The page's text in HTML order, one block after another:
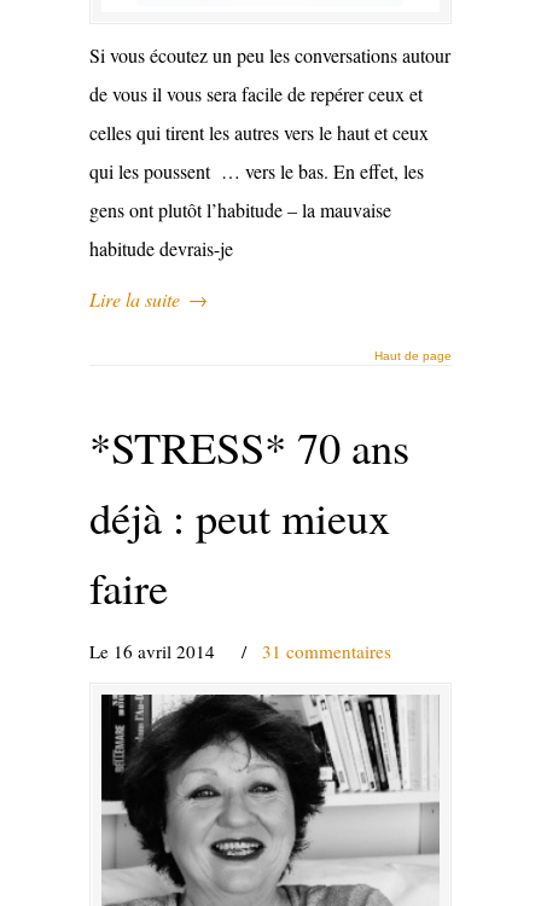
Si vous écoutez un peu les conversations autour
de vous il vous sera facile de repérer ceux et
celles qui tirent les autres vers le haut et ceux
qui les poussent … vers le bas. En effet, les
gens ont plutôt l’habitude – la mauvaise
habitude devrais-je
Lire la suite →
Haut de page
*STRESS* 70 ans
déjà : peut mieux
faire
Le 16 avril 2014 / 31 commentaires